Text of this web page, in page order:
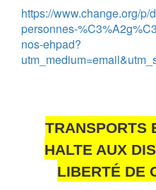
https://www.change.org/
personnes-
nos-ehpad?
TRANSPORTS
HALTE AUX
LIBERTÉ DE